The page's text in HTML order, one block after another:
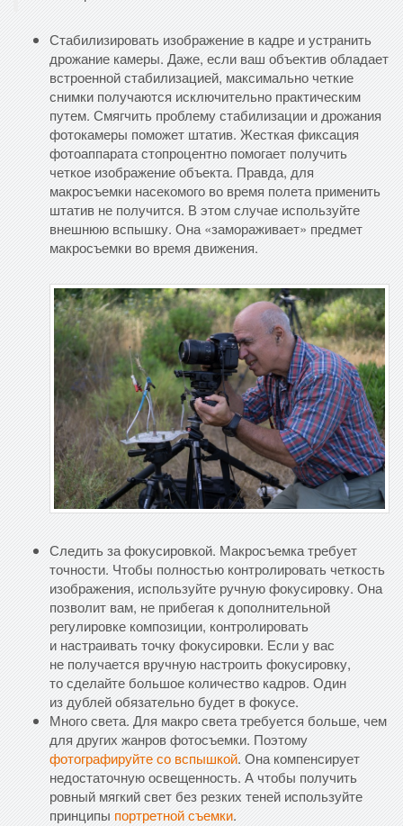
Стабилизировать изображение в кадре и устранить
дрожание камеры. Даже, если ваш объектив обладает
встроенной стабилизацией, максимально четкие
снимки получаются исключительно практическим
путем. Смягчить проблему стабилизации и дрожания
фотокамеры поможет штатив. Жесткая фиксация
фотоаппарата стопроцентно помогает получить
четкое изображение объекта. Правда, для
макросъемки насекомого во время полета применить
штатив не получится. В этом случае используйте
внешнюю вспышку. Она «замораживает» предмет
макросъемки во время движения.
Следить за фокусировкой. Макросъемка требует
точности. Чтобы полностью контролировать четкость
изображения, используйте ручную фокусировку. Она
позволит вам, не прибегая к дополнительной
регулировке композиции, контролировать
и настраивать точку фокусировки. Если у вас
не получается вручную настроить фокусировку,
то сделайте большое количество кадров. Один
из дублей обязательно будет в фокусе.
Много света. Для макро света требуется больше, чем
для других жанров фотосъемки. Поэтому
фотографируйте со вспышкой. Она компенсирует
недостаточную освещенность. А чтобы получить
ровный мягкий свет без резких теней используйте
принципы портретной съемки.